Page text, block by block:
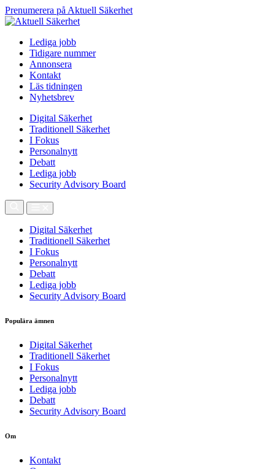
Prenumerera på Aktuell Säkerhet
Lediga jobb
Tidigare nummer
Annonsera
Kontakt
Läs tidningen
Nyhetsbrev
Digital Säkerhet
Traditionell Säkerhet
I Fokus
Personalnytt
Debatt
Lediga jobb
Security Advisory Board
Digital Säkerhet
Traditionell Säkerhet
I Fokus
Personalnytt
Debatt
Lediga jobb
Security Advisory Board
Populära ämnen
Digital Säkerhet
Traditionell Säkerhet
I Fokus
Personalnytt
Lediga jobb
Debatt
Security Advisory Board
Om
Kontakt